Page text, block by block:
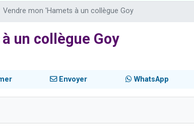
Vendre mon 'Hamets à un collègue Goy
un collègue Goy
Envoyer WhatsApp